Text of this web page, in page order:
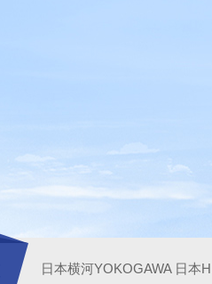
日本横河YOKOGAWA 日本